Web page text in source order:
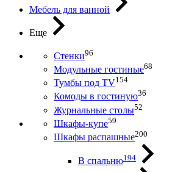
Мебель для ванной
Еще
Стенки96
Модульные гостиные68
Тумбы под ТV154
Комоды в гостиную36
Журнальные столы52
Шкафы-купе59
Шкафы распашные200
В спальню194